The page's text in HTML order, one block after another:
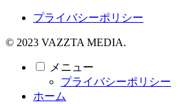
プライバシーポリシー
© 2023 VAZZTA MEDIA.
メニュー
プライバシーポリシー
ホーム